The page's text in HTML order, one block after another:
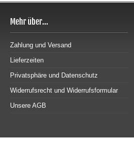
Mehr über...
Zahlung und Versand
Lieferzeiten
Privatsphäre und Datenschutz
Widerrufsrecht und Widerrufsformular
Unsere AGB